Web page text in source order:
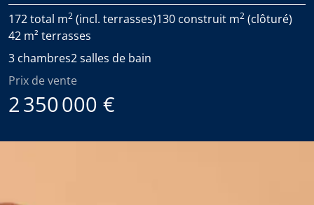
172 total m2 (incl. terrasses)130 construit m2 (clôturé)
42 m² terrasses
3 chambres2 salles de bain
Prix de vente
2 350 000 €